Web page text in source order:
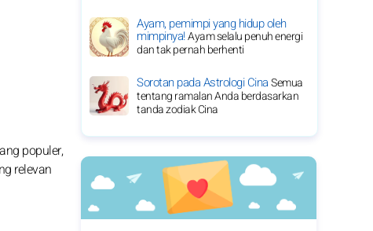
populer,
relevan
Ayam, pemimpi yang hidup oleh
mimpinya!Ayam selalu penuh energi
dan tak pernah berhenti
Sorotan pada Astrologi CinaSemua
tentang ramalan Anda berdasarkan
tanda zodiak Cina